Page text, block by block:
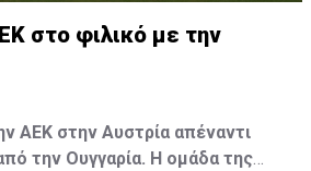
στο φιλικό με την
ΑΕΚ στην Αυστρία απέναντι
την Ουγγαρία. Η ομάδα της